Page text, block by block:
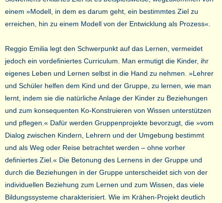
einem »Modell, in dem es darum geht, ein bestimmtes Ziel zu
erreichen, hin zu einem Modell von der Entwicklung als Prozess«.
Reggio Emilia legt den Schwerpunkt auf das Lernen, vermeidet
jedoch ein vordefiniertes Curriculum. Man ermutigt die Kinder, ihr
eigenes Leben und Lernen selbst in die Hand zu nehmen. »Lehrer
und Schüler helfen dem Kind und der Gruppe, zu lernen, wie man
lernt, indem sie die natürliche Anlage der Kinder zu Beziehungen
und zum konsequenten Ko-Konstruieren von Wissen unterstützen
und pflegen.« Dafür werden Gruppenprojekte bevorzugt, die »vom
Dialog zwischen Kindern, Lehrern und der Umgebung bestimmt
und als Weg oder Reise betrachtet werden – ohne vorher
definiertes Ziel.« Die Betonung des Lernens in der Gruppe und
durch die Beziehungen in der Gruppe unterscheidet sich von der
individuellen Beziehung zum Lernen und zum Wissen, das viele
Bildungssysteme charakterisiert. Wie im Krähen-Projekt deutlich